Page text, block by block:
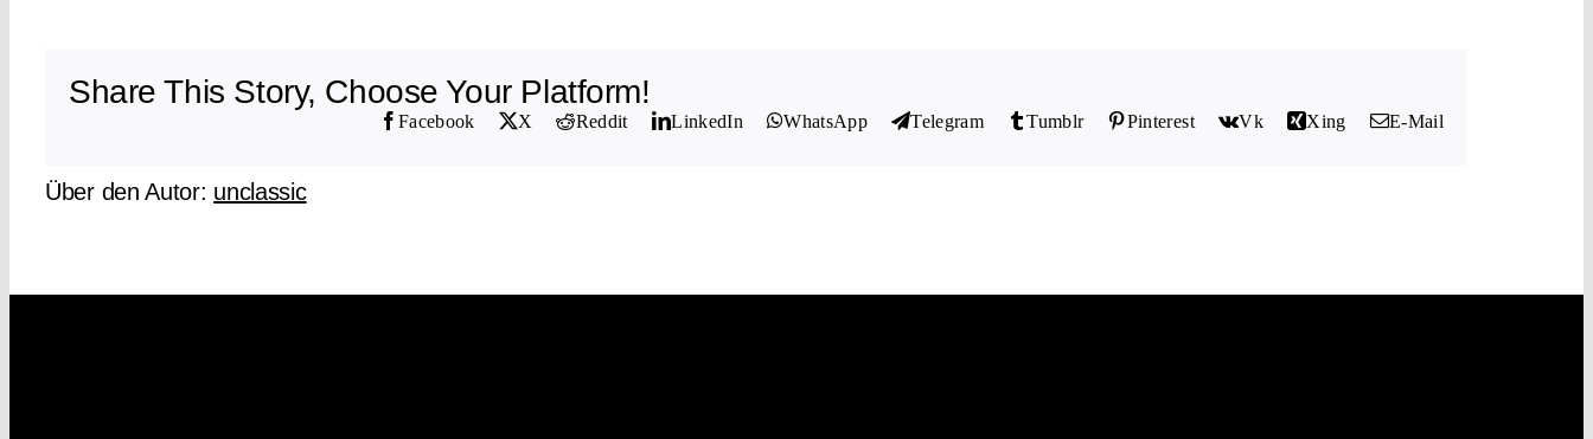
Share This Story, Choose Your Platform!
Facebook X Reddit LinkedIn WhatsApp Telegram Tumblr Pinterest Vk Xing E-Mail
Über den Autor: unclassic